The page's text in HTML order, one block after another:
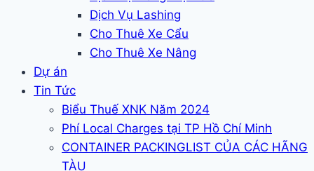
Dịch Vụ Lashing
Cho Thuê Xe Cẩu
Cho Thuê Xe Nâng
Dự án
Tin Tức
Biểu Thuế XNK Năm 2024
Phí Local Charges tại TP Hồ Chí Minh
CONTAINER PACKINGLIST CỦA CÁC HÃNG
TÀU